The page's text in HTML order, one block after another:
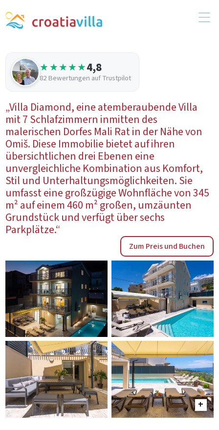
★★★★★4,8
82 Bewertungen auf Trustpilot
„Villa Diamond, eine atemberaubende Villa
mit 7 Schlafzimmern inmitten des
malerischen Dorfes Mali Rat in der Nähe von
Omiš. Diese Immobilie bietet auf ihren
übersichtlichen drei Ebenen eine
unvergleichliche Kombination aus Komfort,
Stil und Unterhaltungsmöglichkeiten. Sie
umfasst eine großzügige Wohnfläche von 345
m² auf einem 460 m² großen, umzäunten
Grundstück und verfügt über sechs
Parkplätze.“
Zum Preis und Buchen